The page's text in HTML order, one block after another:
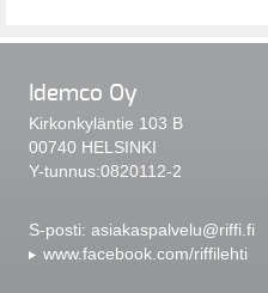
Idemco Oy
Kirkonkyläntie 103 B
00740 HELSINKI
Y-tunnus:0820112-2
S-posti: asiakaspalvelu@riffi.fi
www.facebook.com/riffilehti